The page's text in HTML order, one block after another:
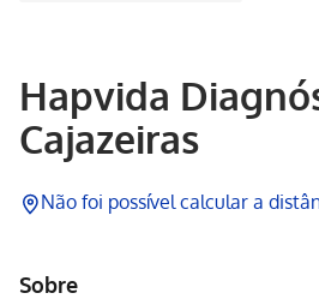
Hapvida
Cajazeiras
Não foi possível calcular a
Sobre